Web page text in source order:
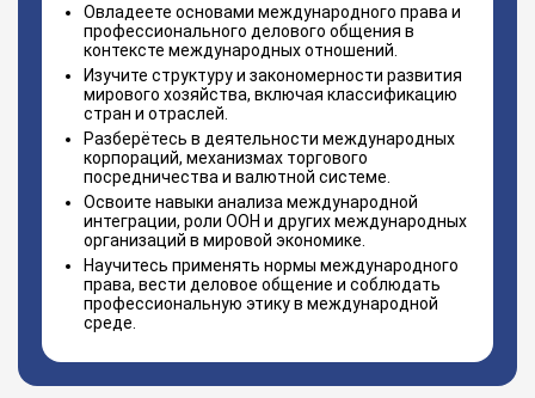
Овладеете основами международного права и
профессионального делового общения в
контексте международных отношений.
Изучите структуру и закономерности развития
мирового хозяйства, включая классификацию
стран и отраслей.
Разберётесь в деятельности международных
корпораций, механизмах торгового
посредничества и валютной системе.
Освоите навыки анализа международной
интеграции, роли ООН и других международных
организаций в мировой экономике.
Научитесь применять нормы международного
права, вести деловое общение и соблюдать
профессиональную этику в международной
среде.